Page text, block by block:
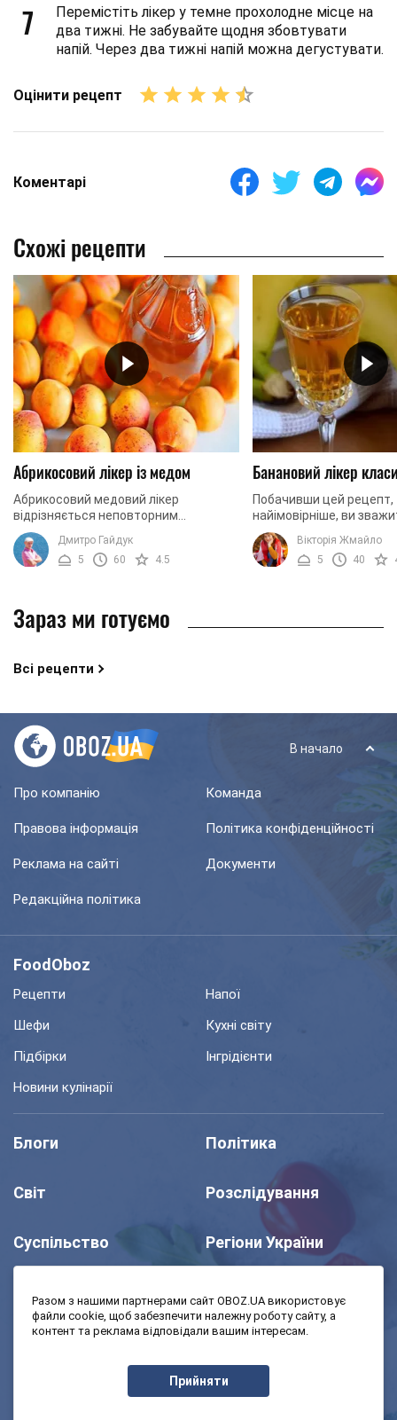
7
Перемістіть лікер у темне прохолодне місце на
два тижні. Не забувайте щодня збовтувати
напій. Через два тижні напій можна дегустувати.
Оцінити рецепт
Коментарі
Схожі рецепти
Абрикосовий лікер із медом
Абрикосовий медовий лікер
відрізняється неповторним
ароматом та солодкуватим
присмаком. Домашня настоянка
п'ється дуже легко та не викликає
Дмитро Гайдук
5
60 4.5
Банановий лікер
Побачивши цей рецепт,
найімовірніше, ви
приготування такого
тому, що приготування
займає мінімум часу, а ...
Вікторія Жмайло
5
40
Зараз ми готуємо
Всі рецепти
В начало
Про компанію Команда
Правова інформація Політика конфіденційності
Реклама на сайті Документи
Редакційна політика
FoodOboz
Рецепти
Напої
Шефи
Кухні світу
Підбірки
Інгрідієнти
Новини кулінарії
Блоги Політика
Світ Розслідування
Суспільство Регіони України
Моя школа
Економіка
Разом з нашими партнерами сайт OBOZ.UA використовує
файли cookie, щоб забезпечити належну роботу сайту, а
контент та реклама відповідали вашим інтересам.
Прийняти